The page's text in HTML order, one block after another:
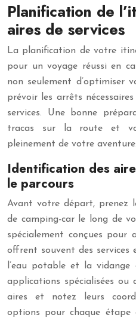
Planification de
aires de services
La planification de votre
pour un voyage réussi en
non seulement d’optimiser
prévoir les arrêts
services. Une bonne
tracas sur la route et
pleinement de votre aventure.
Identification des
le parcours
Avant votre départ, prenez
de camping-car le long de
spécialement conçues pour
offrent souvent des services
l’eau potable et la vidange
applications spécialisées ou
aires et notez leurs
options pour chaque étape